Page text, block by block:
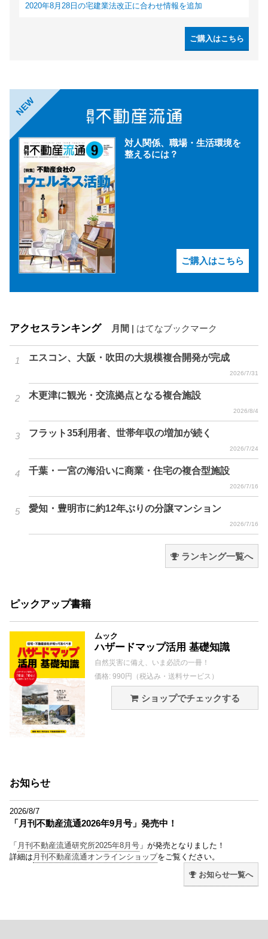
2020年8月28日の宅建業法改正に合わせ情報を追加
ご購入はこちら
NEW
対人関係、職場・生活環境を
整えるには？
ご購入はこちら
アクセスランキング 月間 はてなブックマーク
エスコン、大阪・吹田の大規模複合開発が完成
2026/7/31
木更津に観光・交流拠点となる複合施設
2026/8/4
フラット35利用者、世帯年収の増加が続く
2026/7/24
千葉・一宮の海沿いに商業・住宅の複合型施設
2026/7/16
愛知・豊明市に約12年ぶりの分譲マンション
2026/7/16
ランキング一覧へ
ピックアップ書籍
ムック
ハザードマップ活用 基礎知識
自然災害に備え、いま必読の一冊！
価格: 990円（税込み・送料サービス）
ショップでチェックする
お知らせ
2026/8/7
「月刊不動産流通2026年9月号」発売中！
「 月刊不動産流通研究所2025年8月号 」が発売となりました！
詳細は 月刊不動産流通オンラインショップをご覧ください。
お知らせ一覧へ